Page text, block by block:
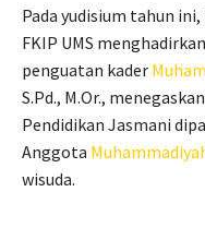
Pada yudisium tahun
FKIP UMS
penguatan kader
S.Pd., M.Or.,
Pendidikan Jasmani
Anggota
wisuda.